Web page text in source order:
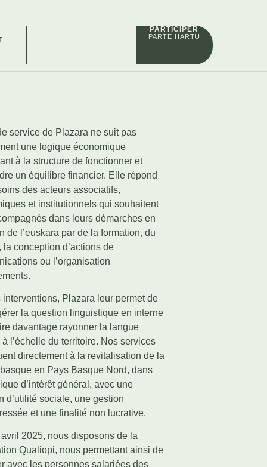
PARTICIPER
PARTE HARTU
service de Plazara ne suit pas
une logique économique
à la structure de fonctionner et
un équilibre financier. Elle répond
des acteurs associatifs,
et institutionnels qui souhaitent
dans leurs démarches en
de l’euskara par de la formation, du
la conception d’actions de
ou l’organisation
interventions, Plazara leur permet de
la question linguistique en interne
davantage rayonner la langue
l’échelle du territoire. Nos services
directement à la revitalisation de la
en Pays Basque Nord, dans
d’intérêt général, avec une
d’utilité sociale, une gestion
et une finalité non lucrative.
2025, nous disposons de la
Qualiopi, nous permettant ainsi de
avec les personnes salariées des